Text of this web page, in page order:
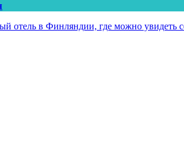
отель в Финляндии, где можно увидеть